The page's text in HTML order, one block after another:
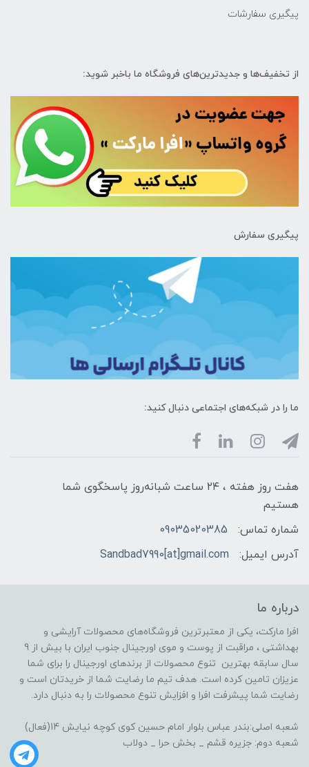
پیگیری سفارشات
از تخفیف‌ها و جدیدترین‌های فروشگاه ما باخبر شوید:
پیگیری سفارش
ما را در شبکه‌های اجتماعی دنبال کنید:
هفت روز هفته ، ۲۴ ساعت شبانه‌روز پاسخگوی شما
هستیم
شماره تماس:
09035020385
آدرس ایمیل:
Sandbad7990[at]gmail.com
درباره ما
افرا مارکت، یکی از معتبرترین فروشگاه‌های محصولات آرایشی و
بهداشتی ، مراقبت از پوست و موی اورجینال جنوب ایران با بیش از 9
سال سابقه بهترین تنوع محصولات از برندهای اورجینال را برای شما
عزیزان تامین کرده است. هدف تیم ما رضایت شما از خریدتان است و
رضایت شما پیشرفت افرا و افزایش تنوع محصولات را به دنبال دارد.
شعبه اصلی:بندر عباس بلوار امام حسین کوی کوچه نیایش 14(فعال)
شعبه دوم: جزیره قشم _ بخش حرا _ دولاب